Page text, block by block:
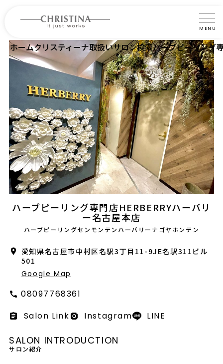
MENU
クリスティーナについて
製品について
製品の使い方
サロントリートメント
サロン検索
よくあるご質問
認定インストラクター・トレーナー紹介
コラム
会社概要
採用情報
製品導入について
お問い合わせ
プライバシーポリシー
ホームクリスティーナ取扱いサロン検索ハーブピーリング
ハーブピーリング専門店HERBERRYハーバリ
ー名古屋本店
ハーブピーリングセンモンテンハーバリーナゴヤホンテン
愛知県名古屋市中村区名駅3丁目11-9JE名駅311ビル
501
Google Map
08097768361
Salon Link
Instagram LINE
SALON INTRODUCTION
サロン紹介